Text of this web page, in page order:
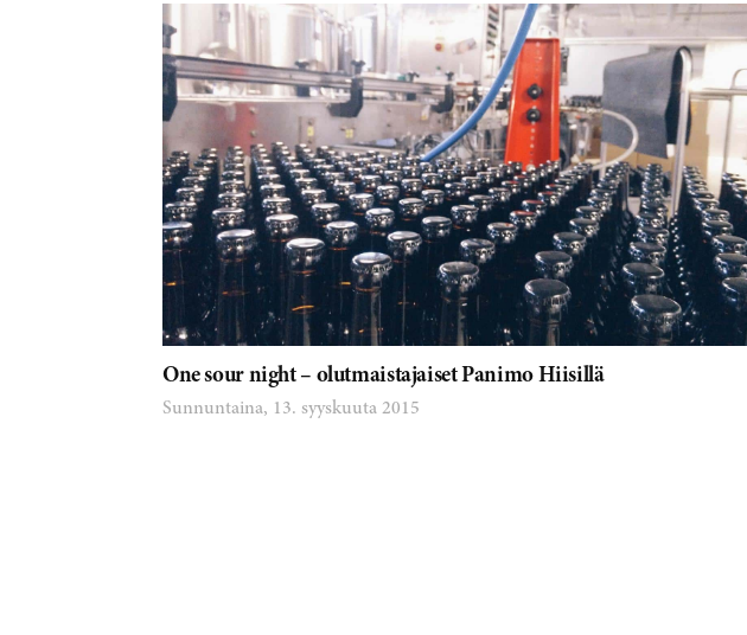
One sour night – olutmaistajaiset Panimo Hiisillä
Sunnuntaina, 13. syyskuuta 2015